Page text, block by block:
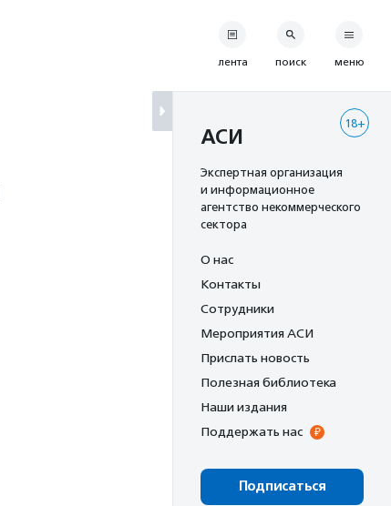
лента поиск меню
18+
АСИ
Экспертная организация
и информационное
агентство некоммерческого
сектора
О нас
Контакты
Сотрудники
Мероприятия АСИ
Прислать новость
Полезная библиотека
Наши издания
Поддержать нас
Подписаться